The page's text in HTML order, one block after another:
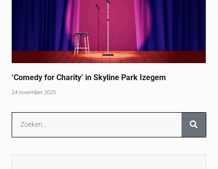
‘Comedy for Charity’ in Skyline Park Izegem
24 november 2025